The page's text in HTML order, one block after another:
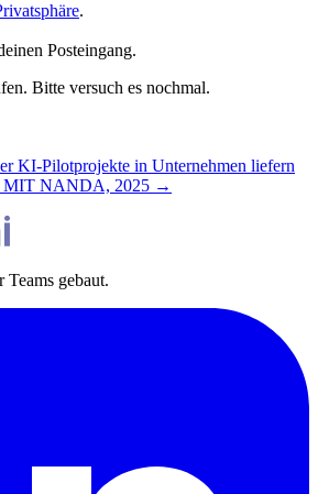
.
Posteingang.
Bitte versuch es nochmal.
KI-Pilotprojekte in Unternehmen liefern
MIT NANDA, 2025 →
gebaut.